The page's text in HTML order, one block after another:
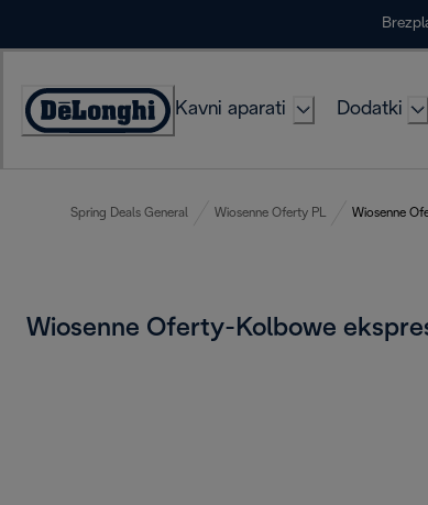
Accessibility
Kavni aparati Dodatki
Spring Deals General Wiosenne Oferty PL Wiosenne
Wiosenne Oferty-Kolbowe